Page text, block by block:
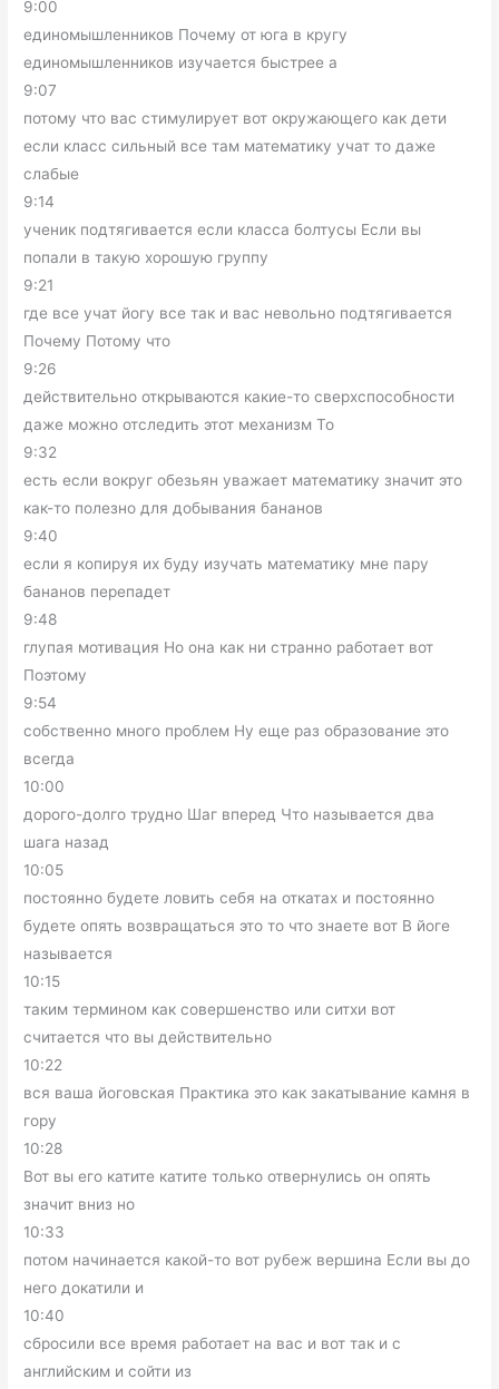
9:00
единомышленников Почему от юга в кругу
единомышленников изучается быстрее а
9:07
потому что вас стимулирует вот окружающего как дети
если класс сильный все там математику учат то даже
слабые
9:14
ученик подтягивается если класса болтусы Если вы
попали в такую хорошую группу
9:21
где все учат йогу все так и вас невольно подтягивается
Почему Потому что
9:26
действительно открываются какие-то сверхспособности
даже можно отследить этот механизм То
9:32
есть если вокруг обезьян уважает математику значит это
как-то полезно для добывания бананов
9:40
если я копируя их буду изучать математику мне пару
бананов перепадет
9:48
глупая мотивация Но она как ни странно работает вот
Поэтому
9:54
собственно много проблем Ну еще раз образование это
всегда
10:00
дорого-долго трудно Шаг вперед Что называется два
шага назад
10:05
постоянно будете ловить себя на откатах и постоянно
будете опять возвращаться это то что знаете вот В йоге
называется
10:15
таким термином как совершенство или ситхи вот
считается что вы действительно
10:22
вся ваша йоговская Практика это как закатывание камня в
гору
10:28
Вот вы его катите катите только отвернулись он опять
значит вниз но
10:33
потом начинается какой-то вот рубеж вершина Если вы до
него докатили и
10:40
сбросили все время работает на вас и вот так и с
английским и сойти из